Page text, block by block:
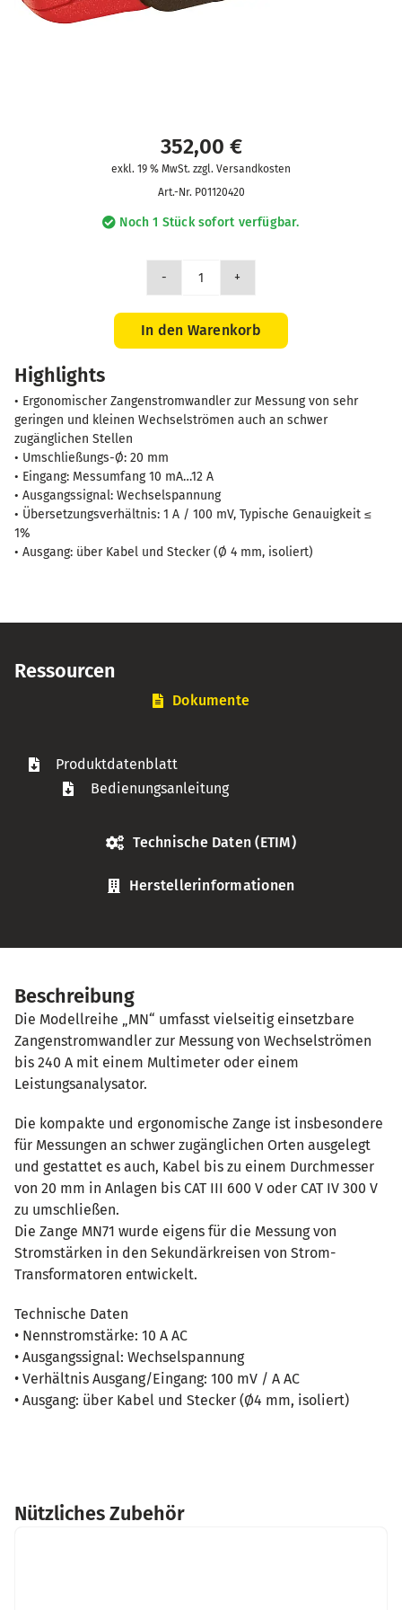
352,00 €
exkl. 19 % MwSt. zzgl. Versandkosten
Art.-Nr. P01120420
Noch 1 Stück sofort verfügbar.
Zange
CV
10/1
In den Warenkorb
Highlights
• Ergonomischer Zangenstromwandler zur Messung von sehr
geringen und kleinen Wechselströmen auch an schwer
zugänglichen Stellen
• Umschließungs-Ø: 20 mm
• Eingang: Messumfang 10 mA…12 A
• Ausgangssignal: Wechselspannung
• Übersetzungsverhältnis: 1 A / 100 mV, Typische Genauigkeit ≤
1%
• Ausgang: über Kabel und Stecker (Ø 4 mm, isoliert)
Ressourcen
Dokumente
Produktdatenblatt
Bedienungsanleitung
Technische Daten (ETIM)
Herstellerinformationen
Beschreibung
Die Modellreihe „MN“ umfasst vielseitig einsetzbare
Zangenstromwandler zur Messung von Wechselströmen
bis 240 A mit einem Multimeter oder einem
Leistungsanalysator.
Die kompakte und ergonomische Zange ist insbesondere
für Messungen an schwer zugänglichen Orten ausgelegt
und gestattet es auch, Kabel bis zu einem Durchmesser
von 20 mm in Anlagen bis CAT III 600 V oder CAT IV 300 V
zu umschließen.
Die Zange MN71 wurde eigens für die Messung von
Stromstärken in den Sekundärkreisen von Strom-
Transformatoren entwickelt.
Technische Daten
• Nennstromstärke: 10 A AC
• Ausgangssignal: Wechselspannung
• Verhältnis Ausgang/Eingang: 100 mV / A AC
• Ausgang: über Kabel und Stecker (Ø4 mm, isoliert)
Nützliches Zubehör